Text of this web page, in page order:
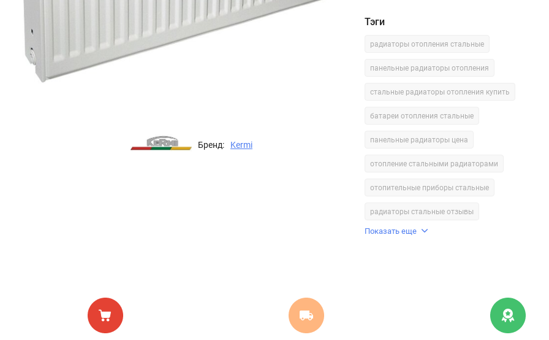
Бренд: Kermi
Тэги
радиаторы отопления стальные
панельные радиаторы отопления
стальные радиаторы отопления купить
батареи отопления стальные
панельные радиаторы цена
отопление стальными радиаторами
отопительные приборы стальные
радиаторы стальные отзывы
Показать еще